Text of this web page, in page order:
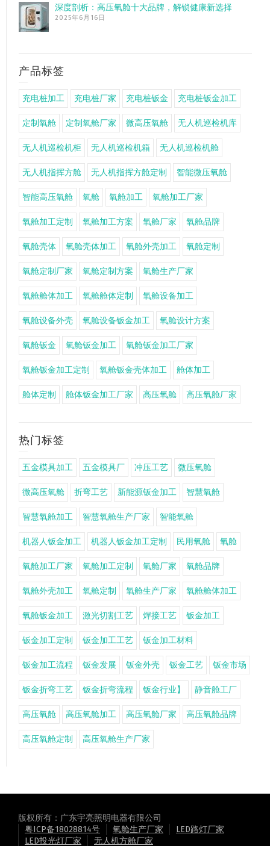
深度剖析：高压氧舱十大品牌，解锁健康新选择
2025年6月16日
产品标签
充电桩加工 充电桩厂家 充电桩钣金 充电桩钣金加工
定制氧舱 定制氧舱厂家 微高压氧舱 无人机巡检机库
无人机巡检机柜 无人机巡检机箱 无人机巡检机舱
无人机指挥方舱 无人机指挥方舱定制 智能微压氧舱
智能高压氧舱 氧舱 氧舱加工 氧舱加工厂家
氧舱加工定制 氧舱加工方案 氧舱厂家 氧舱品牌
氧舱壳体 氧舱壳体加工 氧舱外壳加工 氧舱定制
氧舱定制厂家 氧舱定制方案 氧舱生产厂家
氧舱舱体加工 氧舱舱体定制 氧舱设备加工
氧舱设备外壳 氧舱设备钣金加工 氧舱设计方案
氧舱钣金 氧舱钣金加工 氧舱钣金加工厂家
氧舱钣金加工定制 氧舱钣金壳体加工 舱体加工
舱体定制 舱体钣金加工厂家 高压氧舱 高压氧舱厂家
热门标签
五金模具加工 五金模具厂 冲压工艺 微压氧舱
微高压氧舱 折弯工艺 新能源钣金加工 智慧氧舱
智慧氧舱加工 智慧氧舱生产厂家 智能氧舱
机器人钣金加工 机器人钣金加工定制 民用氧舱 氧舱
氧舱加工厂家 氧舱加工定制 氧舱厂家 氧舱品牌
氧舱外壳加工 氧舱定制 氧舱生产厂家 氧舱舱体加工
氧舱钣金加工 激光切割工艺 焊接工艺 钣金加工
钣金加工定制 钣金加工工艺 钣金加工材料
钣金加工流程 钣金发展 钣金外壳 钣金工艺 钣金市场
钣金折弯工艺 钣金折弯流程 钣金行业】 静音舱工厂
高压氧舱 高压氧舱加工 高压氧舱厂家 高压氧舱品牌
高压氧舱定制 高压氧舱生产厂家
版权所有：广东宇亮照明电器有限公司
粤ICP备18028814号
氧舱生产厂家
LED路灯厂家
LED投光灯厂家
无人机方舱厂家